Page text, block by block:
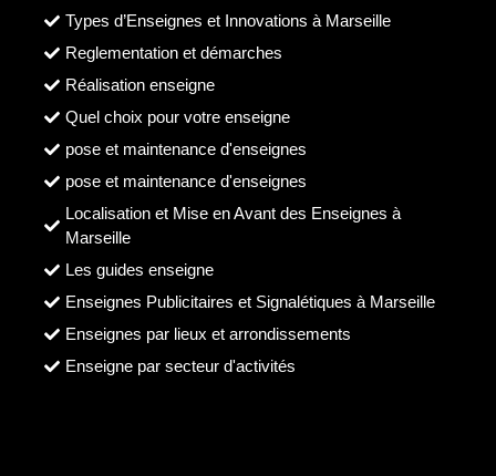
Types d’Enseignes et Innovations à Marseille
Reglementation et démarches
Réalisation enseigne
Quel choix pour votre enseigne
pose et maintenance d'enseignes
pose et maintenance d'enseignes
Localisation et Mise en Avant des Enseignes à
Marseille
Les guides enseigne
Enseignes Publicitaires et Signalétiques à Marseille
Enseignes par lieux et arrondissements
Enseigne par secteur d'activités